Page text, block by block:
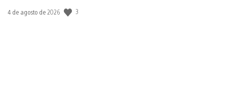
Fecha
4 de agosto de 2026 3